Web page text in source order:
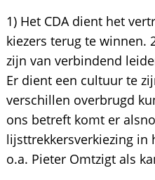
1) Het CDA dient het
kiezers terug te winnen.
zijn van verbindend
Er dient een cultuur te
verschillen overbrugd
ons betreft komt er
lijsttrekkersverkiezing in
o.a. Pieter Omtzigt als